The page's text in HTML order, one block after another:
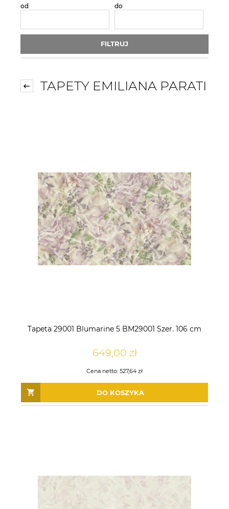
Tapeta Obiektowa Vinylpex
HUGO-W-11-353 / W11,353
142,50 zł
Tapeta Obiektowa Vinylpex
HARRY-W-01-475 / W01,475
196,50 zł
TAPETA 10510-31 SECRET
GARDEN
TAPETA A13702 ELEGANCE
Wyprzedaż 1 rolka
od do
FILTRUJ
TAPETY EMILIANA PARATI
Tapeta 29001 Blumarine 5 BM29001 Szer. 106 cm
649,00 zł
Cena netto: 527,64 zł
DO KOSZYKA